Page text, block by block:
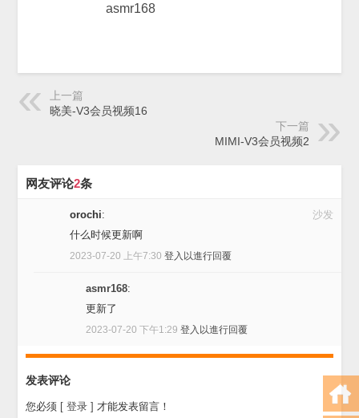
asmr168
上一篇
晓美-V3会员视频16
下一篇
MIMI-V3会员视频2
网友评论2条
沙发
orochi:
什么时候更新啊
2023-07-20 上午7:30登入以進行回覆
asmr168:
更新了
2023-07-20 下午1:29登入以進行回覆
发表评论
您必须 [ 登录 ] 才能发表留言！